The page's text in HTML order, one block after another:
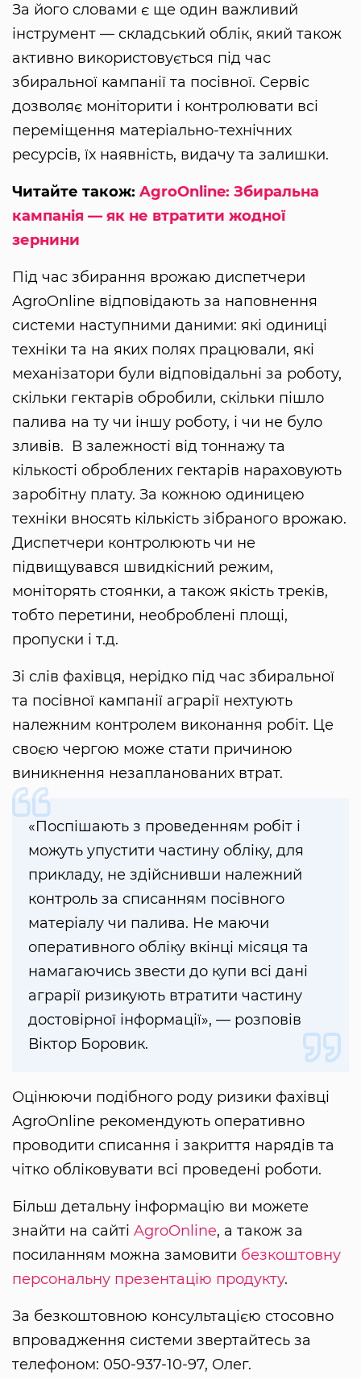
За його словами є ще один важливий
інструмент — складський облік, який також
активно використовується під час
збиральної кампанії та посівної. Сервіс
дозволяє моніторити і контролювати всі
переміщення матеріально-технічних
ресурсів, їх наявність, видачу та залишки.
Читайте також: AgroOnline: Збиральна
кампанія — як не втратити жодної
зернини
Під час збирання врожаю диспетчери
AgroOnline відповідають за наповнення
системи наступними даними: які одиниці
техніки та на яких полях працювали, які
механізатори були відповідальні за роботу,
скільки гектарів обробили, скільки пішло
палива на ту чи іншу роботу, і чи не було
зливів. В залежності від тоннажу та
кількості оброблених гектарів нараховують
заробітну плату. За кожною одиницею
техніки вносять кількість зібраного врожаю.
Диспетчери контролюють чи не
підвищувався швидкісний режим,
моніторять стоянки, а також якість треків,
тобто перетини, необроблені площі,
пропуски і т.д.
Зі слів фахівця, нерідко під час збиральної
та посівної кампанії аграрії нехтують
належним контролем виконання робіт. Це
своєю чергою може стати причиною
виникнення незапланованих втрат.
«Поспішають з проведенням робіт і
можуть упустити частину обліку, для
прикладу, не здійснивши належний
контроль за списанням посівного
матеріалу чи палива. Не маючи
оперативного обліку вкінці місяця та
намагаючись звести до купи всі дані
аграрії ризикують втратити частину
достовірної інформації», — розповів
Віктор Боровик.
Оцінюючи подібного роду ризики фахівці
AgroOnline рекомендують оперативно
проводити списання і закриття нарядів та
чітко обліковувати всі проведені роботи.
Більш детальну інформацію ви можете
знайти на сайті AgroOnline, а також за
посиланням можна замовити безкоштовну
персональну презентацію продукту.
За безкоштовною консультацією стосовно
впровадження системи звертайтесь за
телефоном: 050-937-10-97, Олег.